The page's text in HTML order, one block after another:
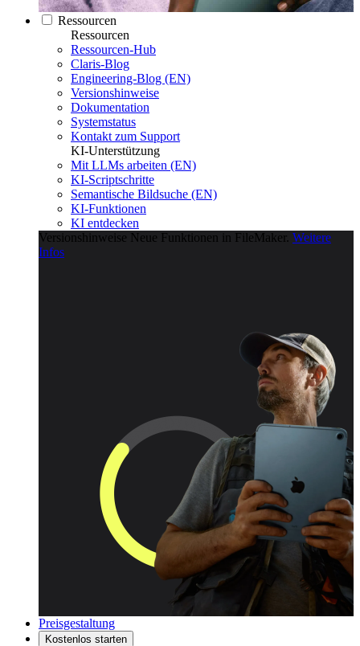
Ressourcen
Ressourcen
Ressourcen-Hub
Claris-Blog
Engineering-Blog (EN)
Versionshinweise
Dokumentation
Systemstatus
Kontakt zum Support
KI-Unterstützung
Mit LLMs arbeiten (EN)
KI-Scriptschritte
Semantische Bildsuche (EN)
KI-Funktionen
KI entdecken
Versionshinweise Neue Funktionen in FileMaker. Weitere
Infos
Preisgestaltung
Kostenlos starten